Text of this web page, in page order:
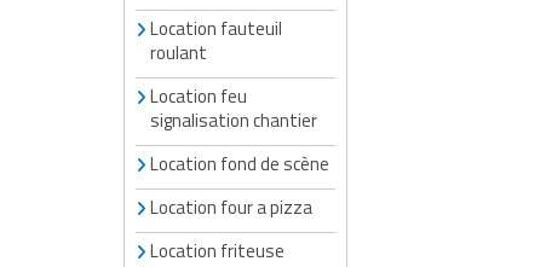
Location fauteuil
roulant
Location feu
signalisation chantier
Location fond de scène
Location four a pizza
Location friteuse